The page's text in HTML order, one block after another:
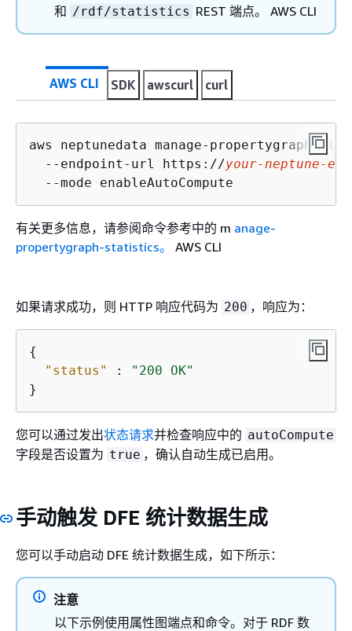
和 /rdf/statistics REST 端点。 AWS CLI
AWS CLI SDK awscurl curl
aws neptunedata manage-propertygraph-
  --endpoint-url https://
your-neptune-
  --mode enableAutoCompute
有关更多信息，请参阅命令参考中的 m anage-
propertygraph-statistics。
AWS CLI
如果请求成功，则 HTTP 响应代码为 200 ，响应为：
{
"status"
:
"200 OK"
}
您可以通过发出状态请求并检查响应中的 autoCompute
字段是否设置为 true ，确认自动生成已启用。
手动触发 DFE 统计数据生成
您可以手动启动 DFE 统计数据生成，如下所示：
注意
以下示例使用属性图端点和命令。对于 RDF 数